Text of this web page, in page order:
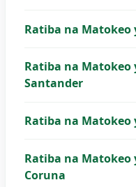
Ratiba na Matokeo
Ratiba na Matokeo
Santander
Ratiba na Matokeo
Ratiba na Matokeo
Coruna